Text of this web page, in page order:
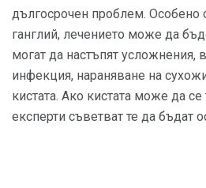
дългосрочен проблем. Особено
ганглий, лечението може да
могат да настъпят усложнения,
инфекция, нараняване на
кистата. Ако кистата може да
експерти съветват те да бъдат